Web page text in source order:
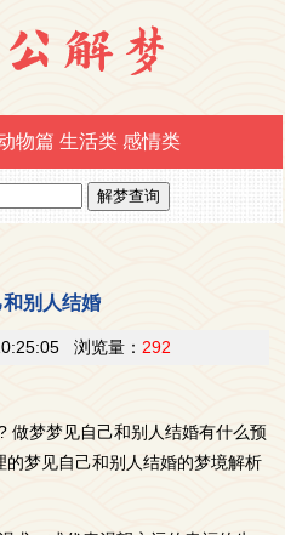
物篇 生活类 感情类
别人结婚
浏览量： 292
做梦梦见自己和别人结婚有什么预
梦见自己和别人结婚的梦境解析